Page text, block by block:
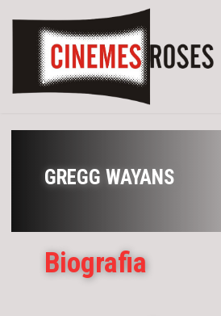
GREGG WAYANS
Biografia